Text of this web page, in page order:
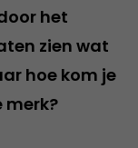
het
zien wat
hoe kom je
merk?